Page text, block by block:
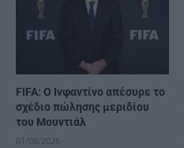
FIFA: Ο Ινφαντίνο απέσυρε το
σχέδιο πώλησης μεριδίου
του Μουντιάλ
01/08/2026